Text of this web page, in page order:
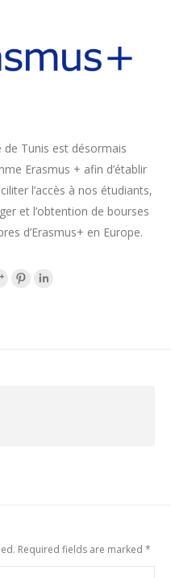
de Tunis est désormais
Erasmus + afin d’établir
l’accès à nos étudiants,
et l’obtention de bourses
d’Erasmus+ en Europe.
Required fields are marked *